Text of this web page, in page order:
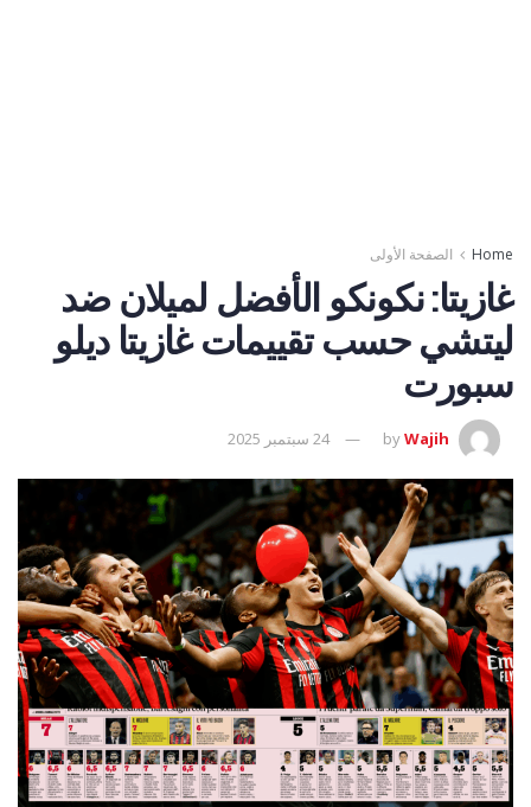
Home الصفحة الأولى
غازيتا: نكونكو الأفضل لميلان ضد
ليتشي حسب تقييمات غازيتا ديلو
سبورت
byWajih 24 سبتمبر 2025